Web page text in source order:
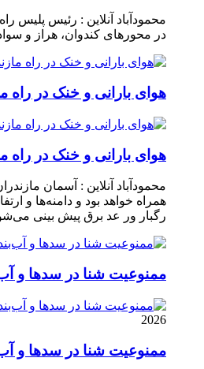
محمودآباد آنلاین : رئیس پلیس
در محور‌های کندوان، هراز و
هوای بارانی و خنک در راه
هوای بارانی و خنک در راه
محمودآباد آنلاین : آسمان
همراه خواهد بود و دامنه‌ها و
رگبار ور عد برق پیش بینی
ممنوعیت شنا در سدها و
2026
ممنوعیت شنا در سدها و